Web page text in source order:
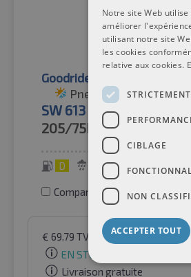
Goodride / Westlake
Pneus toutes saisons
SW 613 3PMSF M+S
205/75R16C110/108Q
D 72 dB
Comparer les pneus
€ 69.79 TVA inclusepar Auto-
EN STOCK
Livraison gratuite
Notre site Web
améliorer
utilisant notre site
les cookies
relative aux cookies.
CIBLAGE
NON
ACCEPTER TOUT